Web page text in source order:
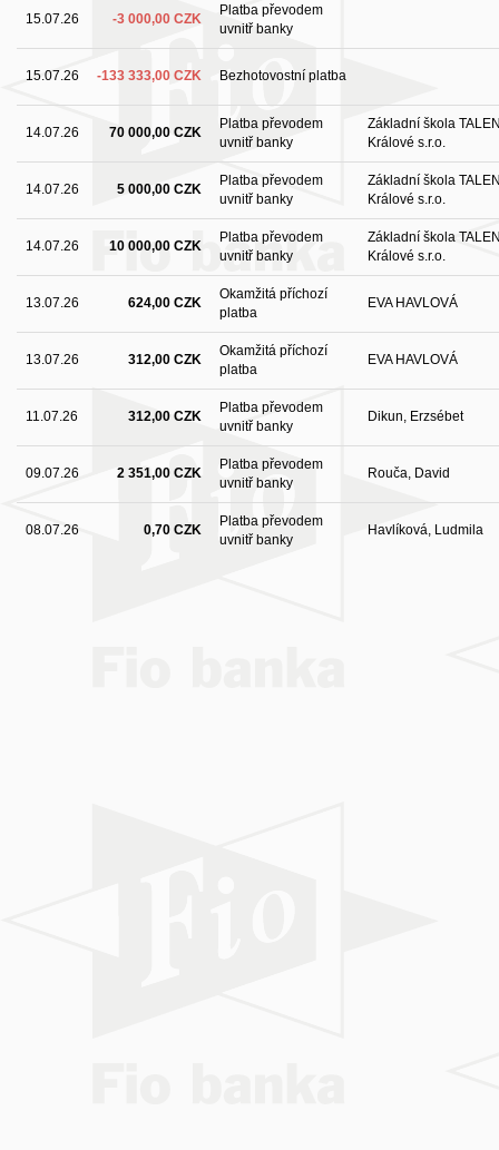
15.07.26 -3 000,00 CZK
Platba převodem
uvnitř banky
15.07.26 -133 333,00 CZK Bezhotovostní platba
14.07.26 70 000,00 CZK
Platba převodem
uvnitř banky
Základní škola
Králové s.r.o.
14.07.26 5 000,00 CZK
Platba převodem
uvnitř banky
Základní škola
Králové s.r.o.
14.07.26 10 000,00 CZK
Platba převodem
uvnitř banky
Základní škola
Králové s.r.o.
13.07.26 624,00 CZK
Okamžitá příchozí
platba
EVA HAVLOVÁ
13.07.26 312,00 CZK
Okamžitá příchozí
platba
EVA HAVLOVÁ
11.07.26 312,00 CZK
Platba převodem
uvnitř banky
Dikun, Erzsébet
09.07.26 2 351,00 CZK
Platba převodem
uvnitř banky
Rouča, David
08.07.26 0,70 CZK
Platba převodem
uvnitř banky
Havlíková, Ludmila